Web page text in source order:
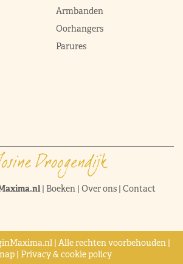
Armbanden
Oorhangers
Parures
| Boeken| Over ons| Contact
| Alle rechten voorbehouden |
| Privacy & cookie policy